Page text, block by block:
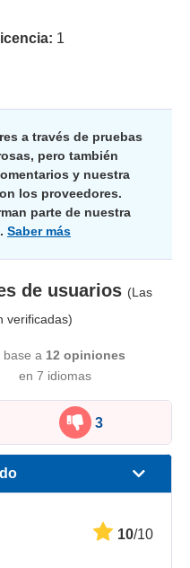
1
a través de pruebas
pero también
y nuestra
los proveedores.
parte de nuestra
Saber más
de usuarios (Las
verificadas)
base a 12 opiniones
en 7 idiomas
3
10/10